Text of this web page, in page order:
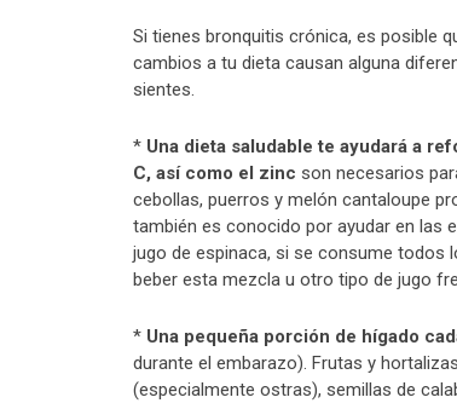
Si tienes bronquitis crónica, es posible
cambios a tu dieta causan alguna
sientes.
* Una dieta saludable te ayudará a
C, así como el zinc son necesarios
cebollas, puerros y melón cantaloupe
también es conocido por ayudar en las
jugo de espinaca, si se consume todos
beber esta mezcla u otro tipo de jugo
* Una pequeña porción de hígado
durante el embarazo). Frutas y
(especialmente ostras), semillas de